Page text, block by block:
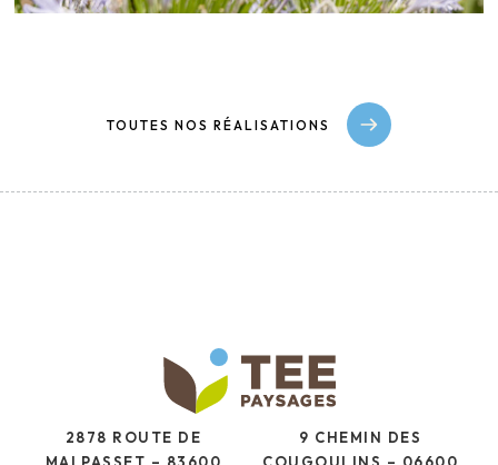
TOUTES NOS RÉALISATIONS
2878 ROUTE DE
9 CHEMIN DES